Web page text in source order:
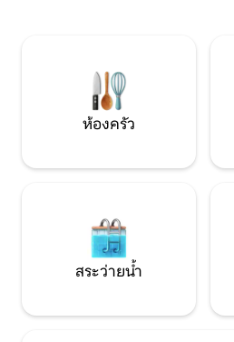
ห้องครัว
สระว่ายน้ำ